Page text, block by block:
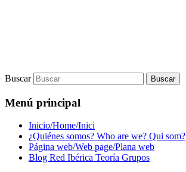
Buscar
Menú principal
Inicio/Home/Inici
¿Quiénes somos? Who are we? Qui som?
Página web/Web page/Plana web
Blog Red Ibérica Teoría Grupos